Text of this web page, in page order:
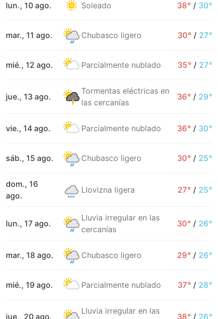
lun., 10 ago. Soleado 38° / 30°
mar., 11 ago. Chubasco ligero 30° / 27°
mié., 12 ago. Parcialmente nublado 35° / 27°
jue., 13 ago.
Tormentas eléctricas en
las cercanías
36° / 29°
vie., 14 ago. Parcialmente nublado 36° / 30°
sáb., 15 ago. Chubasco ligero 30° / 25°
dom., 16
ago.
Llovizna ligera 27° / 25°
lun., 17 ago.
Lluvia irregular en las
cercanías
30° / 26°
mar., 18 ago. Chubasco ligero 29° / 26°
mié., 19 ago. Parcialmente nublado 37° / 28°
jue., 20 ago.
Lluvia irregular en las
38° / 26°